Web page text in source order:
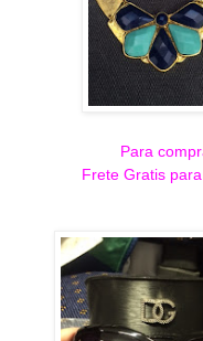
Para
Frete Gratis